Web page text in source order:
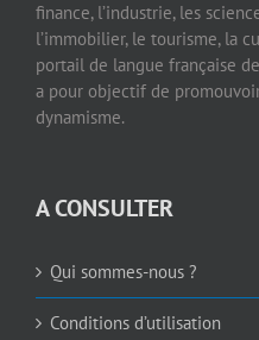
finance, l’industrie, les
l’immobilier, le tourisme, la
portail de langue française
a pour objectif de
dynamisme.
A CONSULTER
Qui sommes-nous ?
Conditions d’utilisation